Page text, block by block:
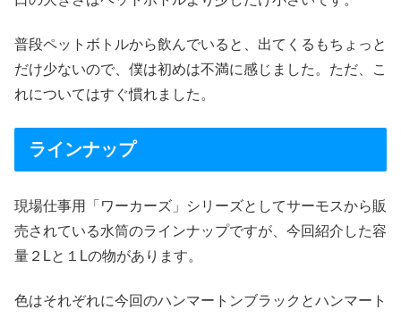
普段ペットボトルから飲んでいると、出てくるもちょっと
だけ少ないので、僕は初めは不満に感じました。ただ、こ
れについてはすぐ慣れました。
ラインナップ
現場仕事用「ワーカーズ」シリーズとしてサーモスから販
売されている水筒のラインナップですが、今回紹介した容
量２Lと１Lの物があります。
色はそれぞれに今回のハンマートンブラックとハンマート